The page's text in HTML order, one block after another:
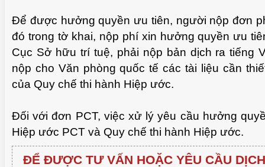
Để được hưởng quyền ưu tiên, người nộp đơn
đó trong tờ khai, nộp phí xin hưởng quyền ưu
Cục Sở hữu trí tuệ, phải nộp bản dịch ra tiếng
nộp cho Văn phòng quốc tế các tài liệu cần
của Quy chế thi hành Hiệp ước.
Đối với đơn PCT, việc xử lý yêu cầu hưởng
Hiệp ước PCT và Quy chế thi hành Hiệp ước.
ĐỂ ĐƯỢC TƯ VẤN HOẶC YÊU CẦU